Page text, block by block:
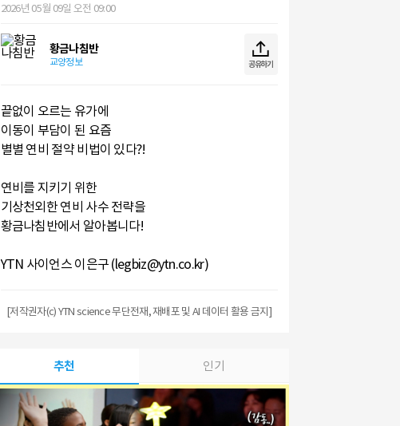
2026년 05월 09일 오전 09:00
황금나침반
교양정보 공유하기
끝없이 오르는 유가에
이동이 부담이 된 요즘
별별 연비 절약 비법이 있다?!
연비를 지키기 위한
기상천외한 연비 사수 전략을
황금나침반에서 알아봅니다!
YTN 사이언스 이은구 (legbiz@ytn.co.kr)
[저작권자(c) YTN science 무단전재, 재배포 및 AI 데이터 활용 금지]
추천 인기